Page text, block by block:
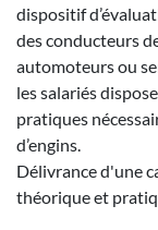
dispositif
des conducteurs
automoteurs ou
les salariés
pratiques
d’engins.
Délivrance d'une
théorique et